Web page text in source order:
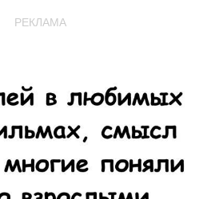
РЕКЛАМА